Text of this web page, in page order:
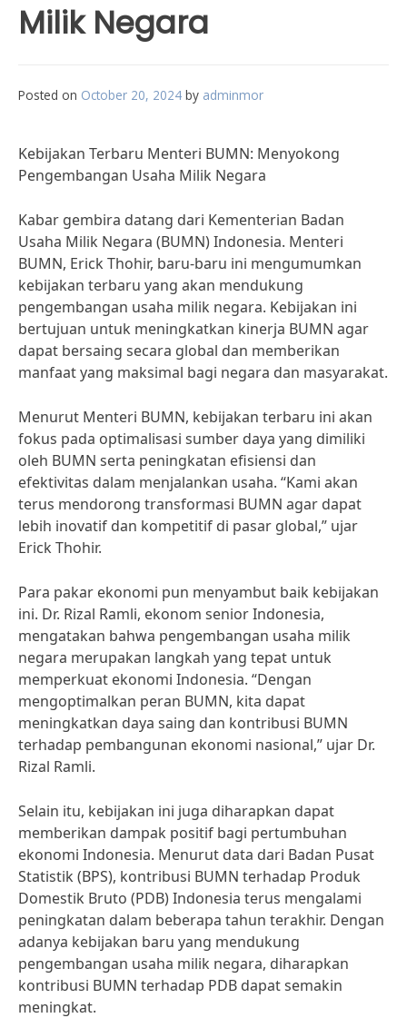
Milik Negara
Posted on October 20, 2024 by adminmor
Kebijakan Terbaru Menteri BUMN: Menyokong
Pengembangan Usaha Milik Negara
Kabar gembira datang dari Kementerian Badan
Usaha Milik Negara (BUMN) Indonesia. Menteri
BUMN, Erick Thohir, baru-baru ini mengumumkan
kebijakan terbaru yang akan mendukung
pengembangan usaha milik negara. Kebijakan ini
bertujuan untuk meningkatkan kinerja BUMN agar
dapat bersaing secara global dan memberikan
manfaat yang maksimal bagi negara dan masyarakat.
Menurut Menteri BUMN, kebijakan terbaru ini akan
fokus pada optimalisasi sumber daya yang dimiliki
oleh BUMN serta peningkatan efisiensi dan
efektivitas dalam menjalankan usaha. “Kami akan
terus mendorong transformasi BUMN agar dapat
lebih inovatif dan kompetitif di pasar global,” ujar
Erick Thohir.
Para pakar ekonomi pun menyambut baik kebijakan
ini. Dr. Rizal Ramli, ekonom senior Indonesia,
mengatakan bahwa pengembangan usaha milik
negara merupakan langkah yang tepat untuk
memperkuat ekonomi Indonesia. “Dengan
mengoptimalkan peran BUMN, kita dapat
meningkatkan daya saing dan kontribusi BUMN
terhadap pembangunan ekonomi nasional,” ujar Dr.
Rizal Ramli.
Selain itu, kebijakan ini juga diharapkan dapat
memberikan dampak positif bagi pertumbuhan
ekonomi Indonesia. Menurut data dari Badan Pusat
Statistik (BPS), kontribusi BUMN terhadap Produk
Domestik Bruto (PDB) Indonesia terus mengalami
peningkatan dalam beberapa tahun terakhir. Dengan
adanya kebijakan baru yang mendukung
pengembangan usaha milik negara, diharapkan
kontribusi BUMN terhadap PDB dapat semakin
meningkat.